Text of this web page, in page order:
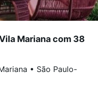
Mariana com 38
• São Paulo-